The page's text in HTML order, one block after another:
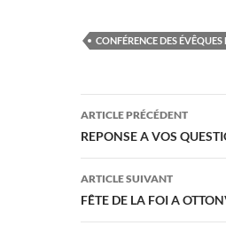
CONFÉRENCE DES ÉVÊQUES
Navigation
des
articles
ARTICLE PRÉCÉDENT
REPONSE A VOS
ARTICLE SUIVANT
FÊTE DE LA FOI A